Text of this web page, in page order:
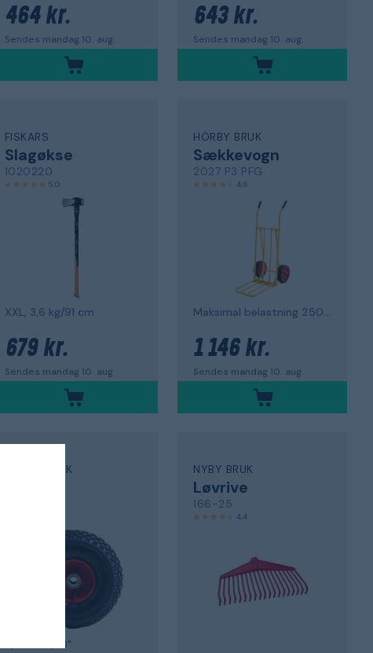
464 kr.
Sendes mandag 10. aug.
643 kr.
Sendes mandag 10. aug.
FISKARS
Slagøkse
1020220
5,0
XXL, 3,6 kg/91 cm
679 kr.
Sendes mandag 10. aug.
HÖRBY BRUK
Sækkevogn
2027 P3 PFG
4,6
Maksimal belastning 250 kg
1 146 kr.
Sendes mandag 10. aug.
HÖRBY BRUK
3,00-R K, 10"
NYBY BRUK
Løvrive
166-25
4,4